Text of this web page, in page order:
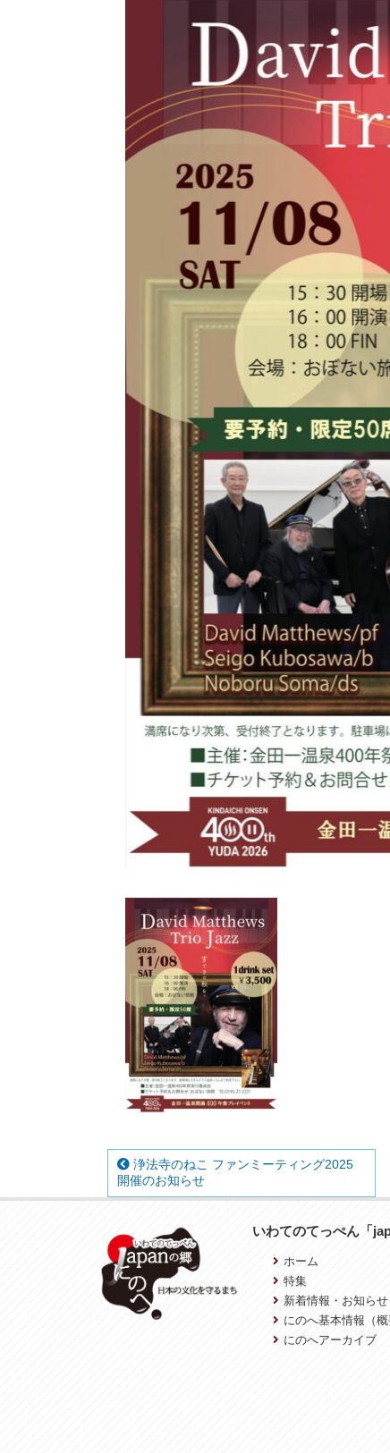
浄法寺のねこ ファンミーティング2025
開催のお知らせ
いわてのてっぺん「
ホーム
特集
新着情報・お知らせ
にのへ基本情報（概
にのへアーカイブ